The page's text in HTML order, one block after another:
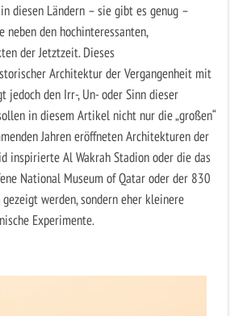
diesen Ländern – sie gibt es genug –
neben den hochinteressanten,
der Jetztzeit. Dieses
Architektur der Vergangenheit mit
jedoch den Irr-, Un- oder Sinn dieser
in diesem Artikel nicht nur die „großen“
Jahren eröffneten Architekturen der
inspirierte Al Wakrah Stadion oder die das
National Museum of Qatar oder der 830
werden, sondern eher kleinere
Experimente.